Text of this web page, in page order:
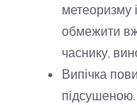
метеоризму
обмежити
часнику,
Випічка
підсушеною. .